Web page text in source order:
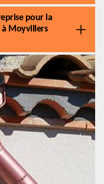
pour la
à Moyvillers